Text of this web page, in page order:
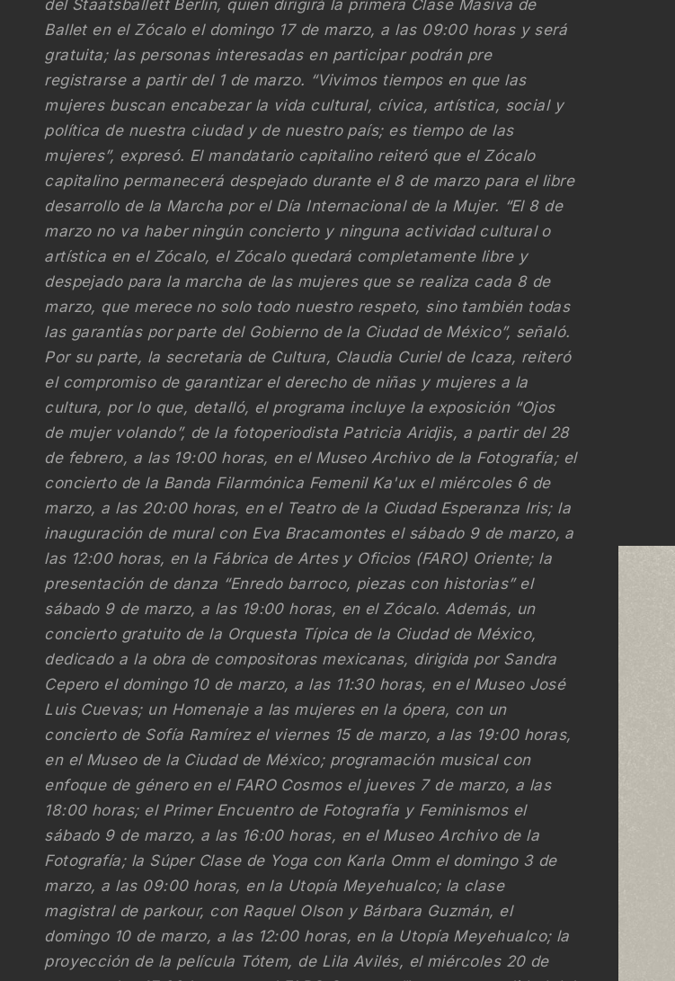
del Staatsballett Berlin, quien dirigirá la primera Clase Masiva de
Ballet en el Zócalo el domingo 17 de marzo, a las 09:00 horas y será
gratuita; las personas interesadas en participar podrán pre
registrarse a partir del 1 de marzo. “Vivimos tiempos en que las
mujeres buscan encabezar la vida cultural, cívica, artística, social y
política de nuestra ciudad y de nuestro país; es tiempo de las
mujeres”, expresó. El mandatario capitalino reiteró que el Zócalo
capitalino permanecerá despejado durante el 8 de marzo para el libre
desarrollo de la Marcha por el Día Internacional de la Mujer. “El 8 de
marzo no va haber ningún concierto y ninguna actividad cultural o
artística en el Zócalo, el Zócalo quedará completamente libre y
despejado para la marcha de las mujeres que se realiza cada 8 de
marzo, que merece no solo todo nuestro respeto, sino también todas
las garantías por parte del Gobierno de la Ciudad de México”, señaló.
Por su parte, la secretaria de Cultura, Claudia Curiel de Icaza, reiteró
el compromiso de garantizar el derecho de niñas y mujeres a la
cultura, por lo que, detalló, el programa incluye la exposición “Ojos
de mujer volando”, de la fotoperiodista Patricia Aridjis, a partir del 28
de febrero, a las 19:00 horas, en el Museo Archivo de la Fotografía; el
concierto de la Banda Filarmónica Femenil Ka'ux el miércoles 6 de
marzo, a las 20:00 horas, en el Teatro de la Ciudad Esperanza Iris; la
inauguración de mural con Eva Bracamontes el sábado 9 de marzo, a
las 12:00 horas, en la Fábrica de Artes y Oficios (FARO) Oriente; la
presentación de danza “Enredo barroco, piezas con historias” el
sábado 9 de marzo, a las 19:00 horas, en el Zócalo. Además, un
concierto gratuito de la Orquesta Típica de la Ciudad de México,
dedicado a la obra de compositoras mexicanas, dirigida por Sandra
Cepero el domingo 10 de marzo, a las 11:30 horas, en el Museo José
Luis Cuevas; un Homenaje a las mujeres en la ópera, con un
concierto de Sofía Ramírez el viernes 15 de marzo, a las 19:00 horas,
en el Museo de la Ciudad de México; programación musical con
enfoque de género en el FARO Cosmos el jueves 7 de marzo, a las
18:00 horas; el Primer Encuentro de Fotografía y Feminismos el
sábado 9 de marzo, a las 16:00 horas, en el Museo Archivo de la
Fotografía; la Súper Clase de Yoga con Karla Omm el domingo 3 de
marzo, a las 09:00 horas, en la Utopía Meyehualco; la clase
magistral de parkour, con Raquel Olson y Bárbara Guzmán, el
domingo 10 de marzo, a las 12:00 horas, en la Utopía Meyehualco; la
proyección de la película Tótem, de Lila Avilés, el miércoles 20 de